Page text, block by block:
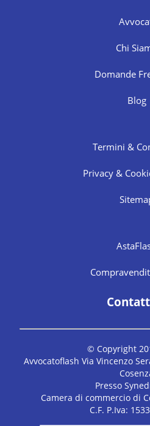
Chi
Domande
Blog
Termini &
Privacy &
© Copyright
Avvocatoflash Via Vincenzo
Presso
Camera di commercio di
C.F. P.Iva: